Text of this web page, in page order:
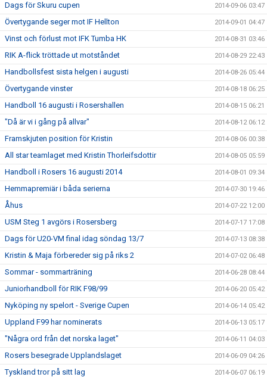
Dags för Skuru cupen 2014-09-06 03:47
Övertygande seger mot IF Hellton 2014-09-01 04:47
Vinst och förlust mot IFK Tumba HK 2014-08-31 03:46
RIK A-flick tröttade ut motståndet 2014-08-29 22:43
Handbollsfest sista helgen i augusti 2014-08-26 05:44
Övertygande vinster 2014-08-18 06:25
Handboll 16 augusti i Rosershallen 2014-08-15 06:21
"Då är vi i gång på allvar" 2014-08-12 06:12
Framskjuten position för Kristin 2014-08-06 00:38
All star teamlaget med Kristin Thorleifsdottir 2014-08-05 05:59
Handboll i Rosers 16 augusti 2014 2014-08-01 09:34
Hemmapremiär i båda serierna 2014-07-30 19:46
Åhus 2014-07-22 12:00
USM Steg 1 avgörs i Rosersberg 2014-07-17 17:08
Dags för U20-VM final idag söndag 13/7 2014-07-13 08:38
Kristin & Maja förbereder sig på riks 2 2014-07-02 06:48
Sommar - sommarträning 2014-06-28 08:44
Juniorhandboll för RIK F98/99 2014-06-20 05:42
Nyköping ny spelort - Sverige Cupen 2014-06-14 05:42
Uppland F99 har nominerats 2014-06-13 05:17
"Några ord från det norska laget" 2014-06-11 04:03
Rosers besegrade Upplandslaget 2014-06-09 04:26
Tyskland tror på sitt lag 2014-06-07 06:19